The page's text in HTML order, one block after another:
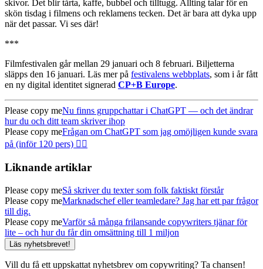
skivor. Det blir tårta, kaffe, bubbel och tilltugg. Allting talar för en
skön tisdag i filmens och reklamens tecken. Det är bara att dyka upp
när det passar. Vi ses där!
***
Filmfestivalen går mellan 29 januari och 8 februari. Biljetterna
släpps den 16 januari. Läs mer på festivalens webbplats, som i år fått
en ny digital identitet signerad CP+B Europe.
Please copy meNu finns gruppchattar i ChatGPT — och det ändrar
hur du och ditt team skriver ihop
Please copy meFrågan om ChatGPT som jag omöjligen kunde svara
på (inför 120 pers) 🤦‍♂️
Liknande artiklar
Please copy meSå skriver du texter som folk faktiskt förstår
Please copy meMarknadschef eller teamledare? Jag har ett par frågor
till dig.
Please copy meVarför så många frilansande copywriters tjänar för
lite – och hur du får din omsättning till 1 miljon
Läs nyhetsbrevet!
Vill du få ett uppskattat nyhetsbrev om copywriting? Ta chansen!